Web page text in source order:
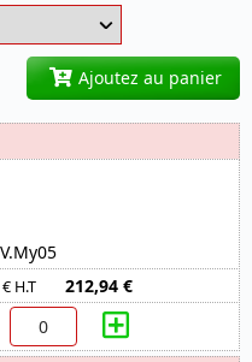
Ajoutez au panier
H.T 212,94 €